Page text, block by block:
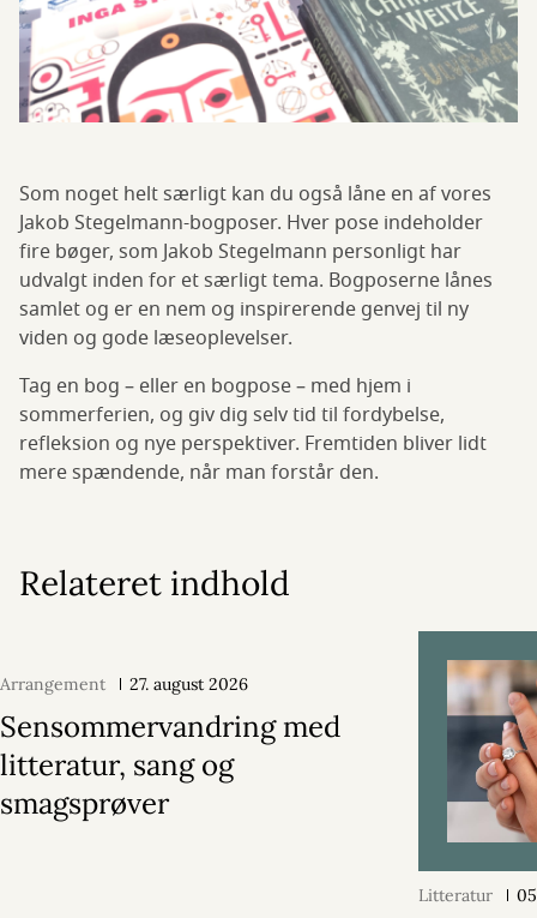
Som noget helt særligt kan du også låne en af vores
Jakob Stegelmann-bogposer. Hver pose indeholder
fire bøger, som Jakob Stegelmann personligt har
udvalgt inden for et særligt tema. Bogposerne lånes
samlet og er en nem og inspirerende genvej til ny
viden og gode læseoplevelser.
Tag en bog – eller en bogpose – med hjem i
sommerferien, og giv dig selv tid til fordybelse,
refleksion og nye perspektiver. Fremtiden bliver lidt
mere spændende, når man forstår den.
Relateret indhold
Arrangement 27. august 2026
Sensommervandring med
litteratur, sang og
smagsprøver
Litteratur